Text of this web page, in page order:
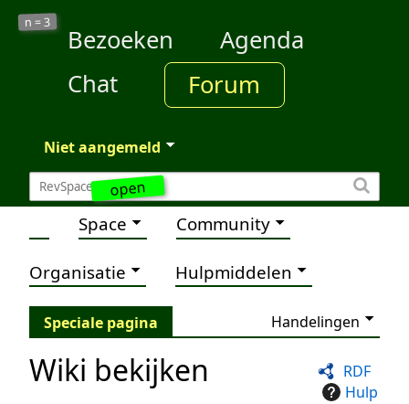
open
n =3
Bezoeken
Agenda
Chat
Forum
Niet aangemeld
Space Community
Organisatie Hulpmiddelen
Speciale pagina Handelingen
RDF
Hulp
Wiki bekijken